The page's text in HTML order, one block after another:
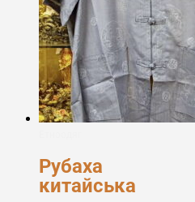
Рубаха
китайська